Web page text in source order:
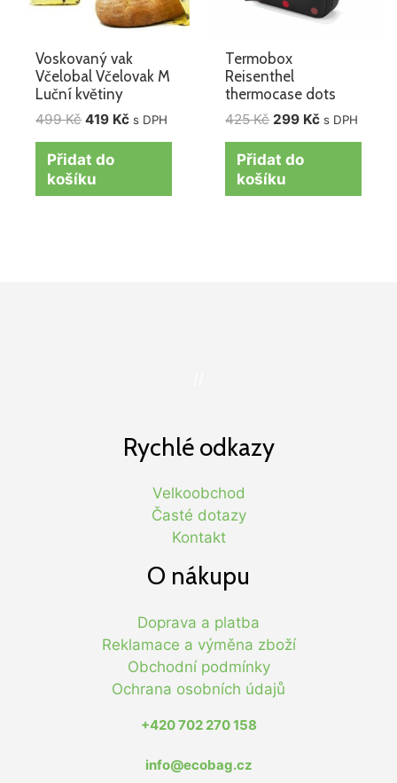
Voskovaný vak
Včelobal Včelovak M
Luční květiny
499Kč 419 Kč s DPH
Přidat do
košíku
Termobox
Reisenthel
thermocase dots
425Kč 299 Kč s DPH
Přidat do
košíku
Rychlé odkazy
Velkoobchod
Časté dotazy
Kontakt
O nákupu
Doprava a platba
Reklamace a výměna zboží
Obchodní podmínky
Ochrana osobních údajů
+420 702 270 158
info@ecobag.cz